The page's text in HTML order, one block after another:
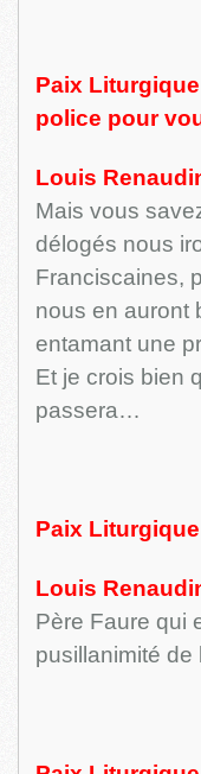
Paix
police pour
Louis
Mais vous
délogés nous
Franciscaines,
nous en auront
entamant une
Et je crois bien
passera…
Paix
Louis
Père Faure qui
pusillanimité de